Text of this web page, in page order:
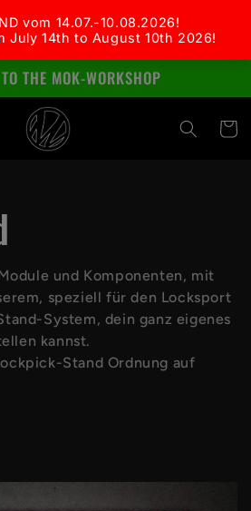
THE MOK-WORKSHOP
und Komponenten, mit
speziell für den Locksport
System, dein ganz eigenes
kannst.
Stand Ordnung auf